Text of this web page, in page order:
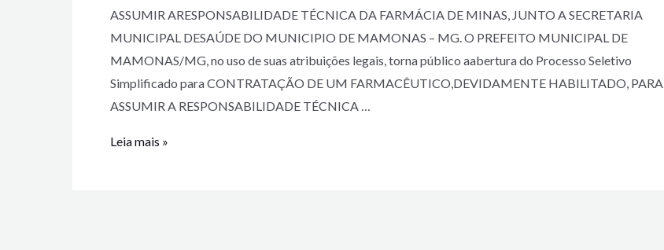
ASSUMIR ARESPONSABILIDADE TÉCNICA DA FARMÁCIA DE MINAS, JUNTO A SECRETARIA
MUNICIPAL DESAÚDE DO MUNICIPIO DE MAMONAS – MG. O PREFEITO MUNICIPAL DE
MAMONAS/MG, no uso de suas atribuições legais, torna público aabertura do Processo Seletivo
Simplificado para CONTRATAÇÃO DE UM FARMACÊUTICO,DEVIDAMENTE HABILITADO, PARA
ASSUMIR A RESPONSABILIDADE TÉCNICA …
Leia mais »